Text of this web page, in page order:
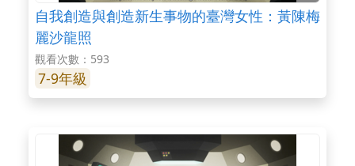
自我創造與創造新生事物的臺灣女性：黃陳梅
麗沙龍照
觀看次數：593
7-9年級